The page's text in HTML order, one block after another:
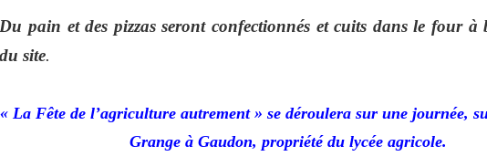
Du pain et des pizzas seront confectionnés et cuits dans le four à
du site.
« La Fête de l’agriculture autrement » se déroulera sur une journée,
Grange à Gaudon, propriété du lycée agricole.